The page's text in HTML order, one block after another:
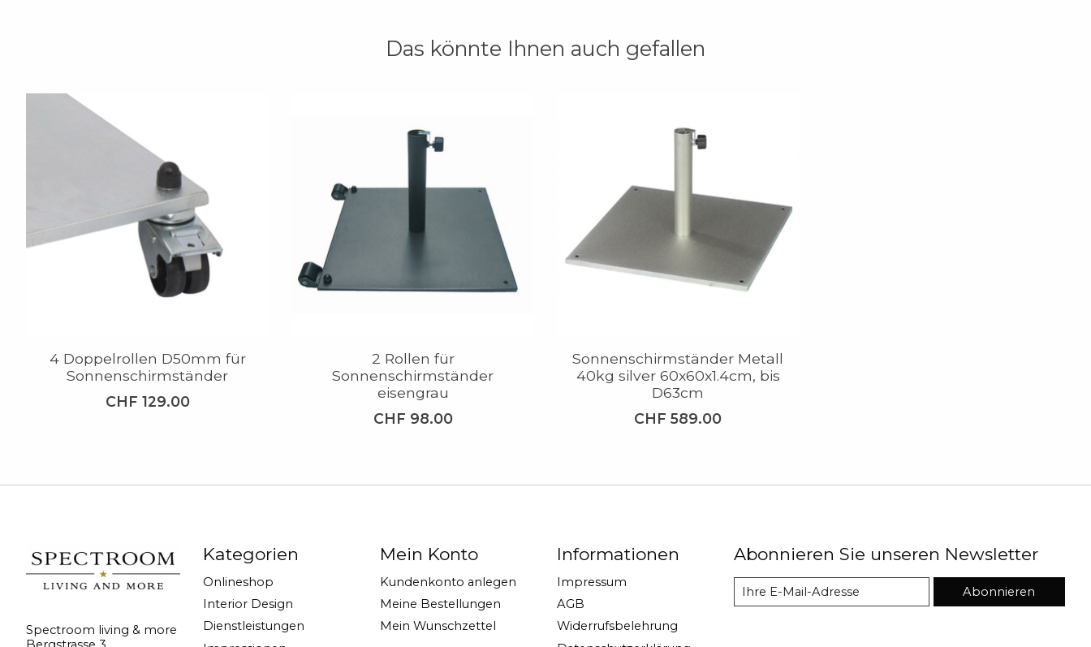
Das könnte Ihnen auch gefallen
Produkt-Karussell-Artikel
4 Doppelrollen D50mm für
Sonnenschirmständer
CHF 129.00
2 Rollen für
Sonnenschirmständer
eisengrau
CHF 98.00
Sonnenschirmständer Metall
40kg silver 60x60x1.4cm, bis
D63cm
CHF 589.00
Spectroom living & more
Kategorien
Onlineshop
Interior Design
Dienstleistungen
Mein Konto
Kundenkonto anlegen
Meine Bestellungen
Mein Wunschzettel
Informationen
Impressum
AGB
Widerrufsbelehrung
Abonnieren Sie unseren Newsletter
Abonnieren